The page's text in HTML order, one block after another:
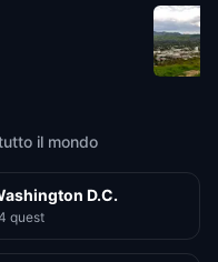
il mondo
D.C.
quest